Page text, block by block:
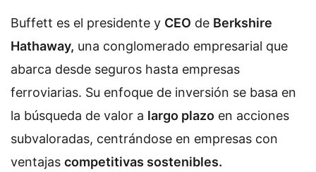
Buffett es el presidente y CEO de Berkshire
Hathaway, una conglomerado empresarial que
abarca desde seguros hasta empresas
ferroviarias. Su enfoque de inversión se basa en
la búsqueda de valor a largo plazo en acciones
subvaloradas, centrándose en empresas con
ventajas competitivas sostenibles.